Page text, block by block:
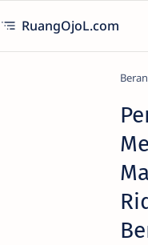
RuangOjoL.com